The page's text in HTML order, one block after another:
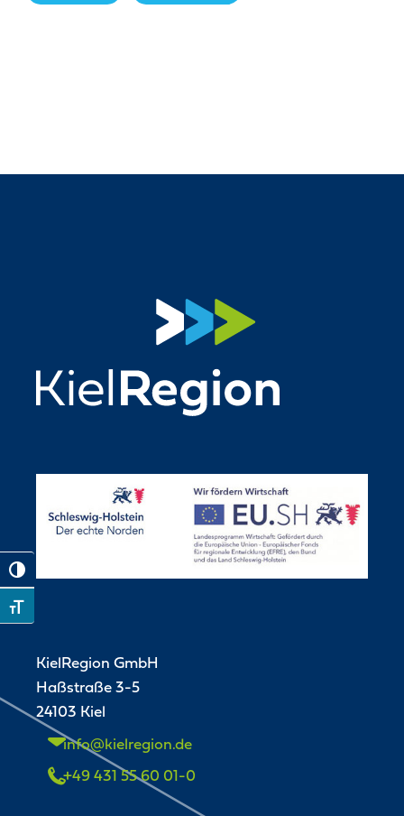
Toggle High Contrast
Toggle Font size
KielRegion GmbH
Haßstraße 3-5
24103 Kiel
info@kielregion.de
+49 431 55 60 01-0